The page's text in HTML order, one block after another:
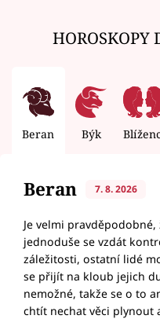
HOROSKOPY
Beran Býk
Beran 7. 8. 2026
Je velmi
jednoduše se vzdát
záležitosti, ostatní lidé
se přijít na kloub jejich
nemožné, takže se o to
chtít nechat věci plynout